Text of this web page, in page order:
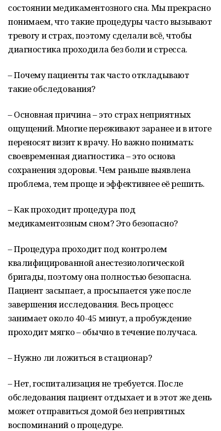
состоянии медикаментозного сна. Мы прекрасно
понимаем, что такие процедуры часто вызывают
тревогу и страх, поэтому сделали всё, чтобы
диагностика проходила без боли и стресса.
– Почему пациенты так часто откладывают
такие обследования?
– Основная причина – это страх неприятных
ощущений. Многие переживают заранее и в итоге
переносят визит к врачу. Но важно понимать:
своевременная диагностика – это основа
сохранения здоровья. Чем раньше выявлена
проблема, тем проще и эффективнее её решить.
– Как проходит процедура под
медикаментозным сном? Это безопасно?
– Процедура проходит под контролем
квалифицированной анестезиологической
бригады, поэтому она полностью безопасна.
Пациент засыпает, а просыпается уже после
завершения исследования. Весь процесс
занимает около 40-45 минут, а пробуждение
проходит мягко – обычно в течение получаса.
– Нужно ли ложиться в стационар?
– Нет, госпитализация не требуется. После
обследования пациент отдыхает и в этот же день
может отправиться домой без неприятных
воспоминаний о процедуре.